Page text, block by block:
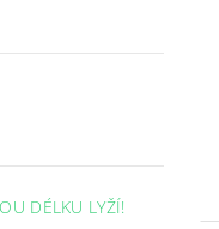
DÉLKU LYŽÍ!